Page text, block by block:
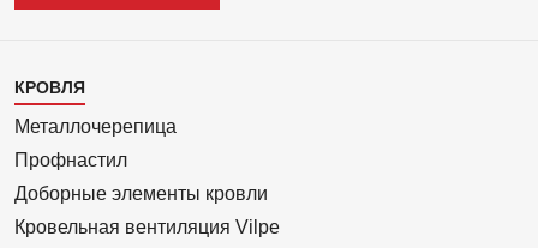
Каталог
1
КРОВЛЯ
Металлочерепица
Профнастил
Доборные элементы кровли
Кровельная вентиляция Vilpe